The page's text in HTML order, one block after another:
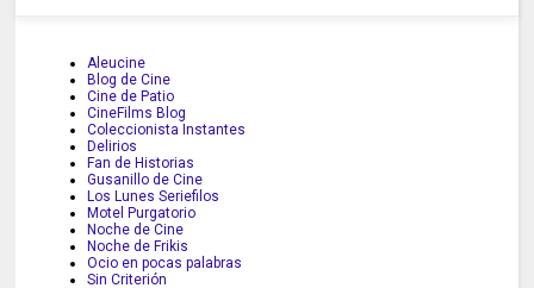
Aleucine
Blog de Cine
Cine de Patio
CineFilms Blog
Coleccionista Instantes
Delirios
Fan de Historias
Gusanillo de Cine
Los Lunes Seriefilos
Motel Purgatorio
Noche de Cine
Noche de Frikis
Ocio en pocas palabras
Sin Criterión